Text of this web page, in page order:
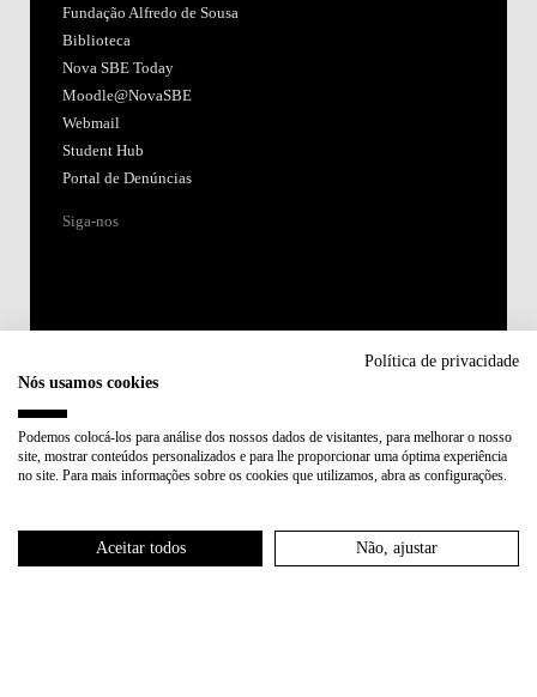
Fundação Alfredo de Sousa
Biblioteca
Nova SBE Today
Moodle@NovaSBE
Webmail
Student Hub
Portal de Denúncias
Siga-nos
Membro de:
Política de privacidade
Nós usamos cookies
Podemos colocá-los para análise dos nossos dados de visitantes, para melhorar o nosso
site, mostrar conteúdos personalizados e para lhe proporcionar uma óptima experiência
no site. Para mais informações sobre os cookies que utilizamos, abra as configurações.
Aceitar todos Não, ajustar